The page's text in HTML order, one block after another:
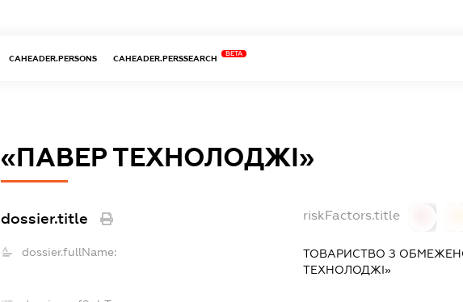
CAHEADER.PERSONS CAHEADER.PERSSEARCH
BETA
«ПАВЕР ТЕХНОЛОДЖІ»
dossier.title riskFactors.title
dossier.fullName:
ТОВАРИСТВО З
ТЕХНОЛОДЖІ»